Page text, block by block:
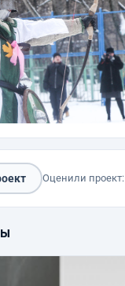
Оценили проект: